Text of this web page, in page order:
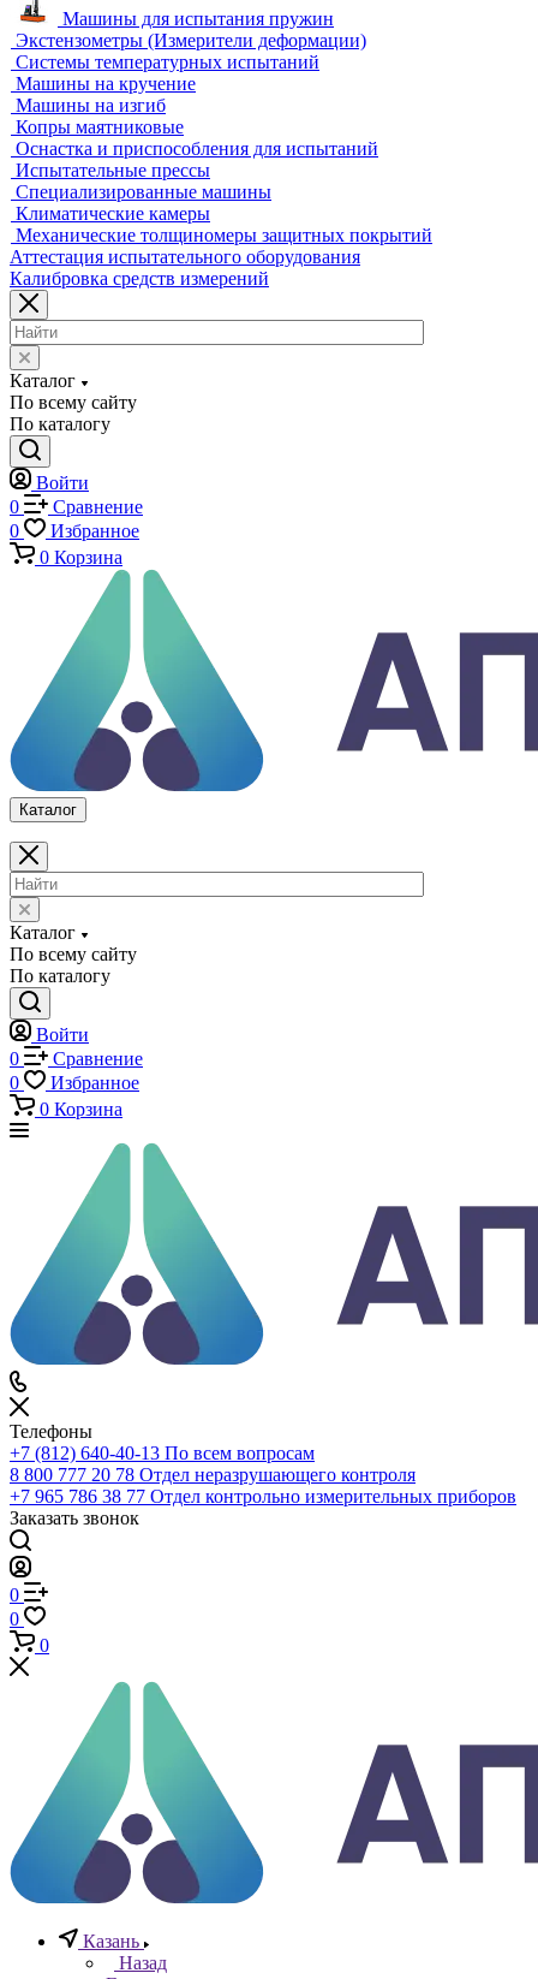
Универсальные электромеханические разрывные
машины
Машины для испытаний на усталость
Машины для испытания пружин
Экстензометры (Измерители деформации)
Системы температурных испытаний
Машины на кручение
Машины на изгиб
Копры маятниковые
Оснастка и приспособления для испытаний
Испытательные прессы
Специализированные машины
Климатические камеры
Механические толщиномеры защитных покрытий
Аттестация испытательного оборудования
Калибровка средств измерений
Каталог
По всему сайту
По каталогу
Сравнение
Избранное
0 Корзина
Каталог
Каталог
По всему сайту
По каталогу
Сравнение
Избранное
Корзина
Телефоны
+7 (812) 640-40-13
8 800 777 20 78
+7 965 786 38 77
Заказать звонок